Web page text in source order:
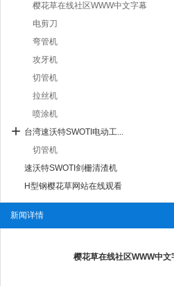
樱花草在线社区WWW中文字幕
电剪刀
弯管机
攻牙机
切管机
拉丝机
喷涂机
台湾速沃特SWOTI电动工...
切管机
速沃特SWOTI剑栅清渣机
H型钢樱花草网站在线观看
新闻详情
樱花草在线社区WWW中